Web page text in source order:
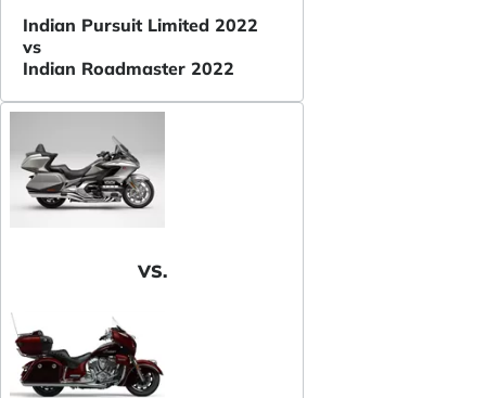
Indian Pursuit Limited 2022
vs
Indian Roadmaster 2022
VS.